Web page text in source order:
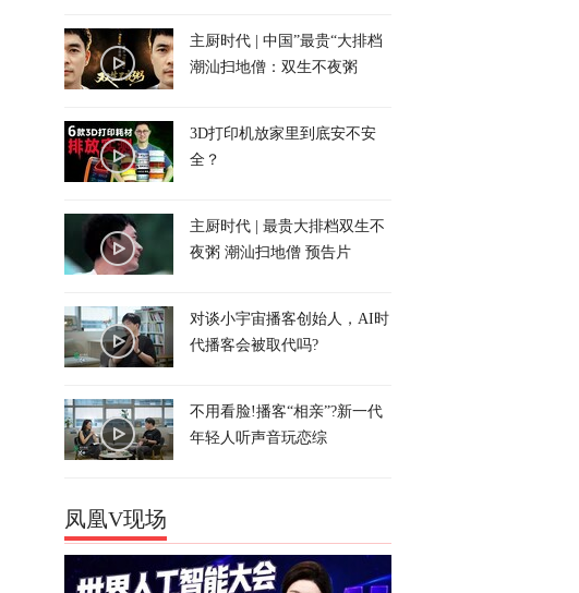
主厨时代 | 中国”最贵“大排档
潮汕扫地僧：双生不夜粥
3D打印机放家里到底安不安
全？
主厨时代 | 最贵大排档双生不
夜粥 潮汕扫地僧 预告片
对谈小宇宙播客创始人，AI时
代播客会被取代吗?
不用看脸!播客“相亲”?新一代
年轻人听声音玩恋综
凤凰V现场